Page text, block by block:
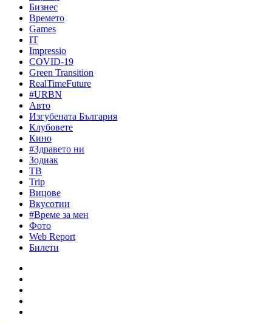
Бизнес
Времето
Games
IT
Impressio
COVID-19
Green Transition
RealTimeFuture
#URBN
Авто
Изгубената България
Клубовете
Кино
#Здравето ни
Зодиак
ТВ
Trip
Вицове
Вкусотии
#Време за мен
Фото
Web Report
Билети